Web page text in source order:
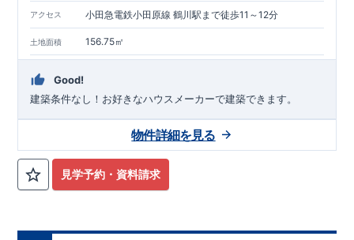
プロセスに携わっています。 ■ アフターサポート
快適に暮らすことができる住宅の品質を長期にわたり
維持するには、定期的な点検を実施することが重要です。
60年間の保証制度がございます。もちろん、定期点検以外でも
アクセス 小田急電鉄小田原線 鶴川駅まで徒歩11～12分
土地面積 156.75㎡
Good!
建築条件なし！​お好きなハウスメーカーで建築できます。
見学予約・資料請求
物件詳細を見る